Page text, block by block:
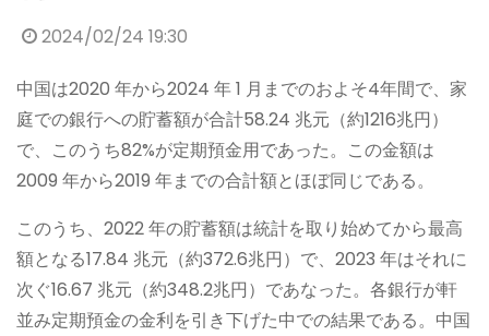
2024/02/24 19:30
中国は2020 年から2024 年 1 月までのおよそ4年間で、家
庭での銀行への貯蓄額が合計58.24 兆元（約1216兆円）
で、このうち82%が定期預金用であった。この金額は
2009 年から2019 年までの合計額とほぼ同じである。
このうち、2022 年の貯蓄額は統計を取り始めてから最高
額となる17.84 兆元（約372.6兆円）で、2023 年はそれに
次ぐ16.67 兆元（約348.2兆円）であなった。各銀行が軒
並み定期預金の金利を引き下げた中での結果である。中国